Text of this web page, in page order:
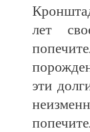
лет
эти